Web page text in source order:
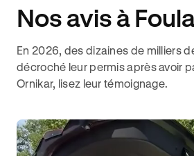
Nos avis à
En 2026, des dizaines de milliers
décroché leur permis après avoir
Ornikar, lisez leur témoignage.